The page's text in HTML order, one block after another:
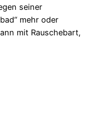
seiner
mehr oder
mit Rauschebart,